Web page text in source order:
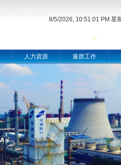
8/5/2026, 10:51:02 PM 星
人力資源 黨群工作